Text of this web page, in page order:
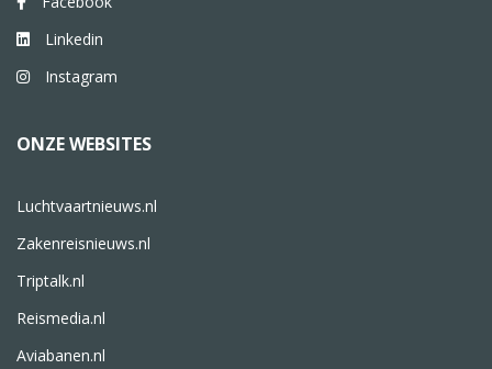
Linkedin
Instagram
ONZE WEBSITES
Luchtvaartnieuws.nl
Zakenreisnieuws.nl
Triptalk.nl
Reismedia.nl
Aviabanen.nl